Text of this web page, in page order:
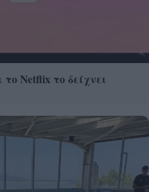
Netflix το δείχνει